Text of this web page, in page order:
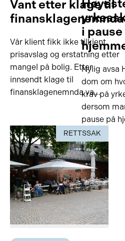
Vant etter klage til
finansklagenemnda
Vår klient fikk ikke tilkjent
prisavslag og erstatning etter
mangel på bolig. Etter
innsendt klage til
finansklagenemnda va…
i pause
Nylig avsa
dom om
krav på
dersom
pause på
RETTSSAK